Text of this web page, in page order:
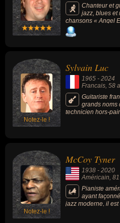
Chanteur et
jazz, blues et
chansons « Angel
I Love You Too
Notez-le !
Sylvain Luc
1965 - 2024
Francais, 58
Guitariste
grands noms
technicien hors-
carrière en solo et
Notez-le !
McCoy Tyner
1938 - 2020
Américain,
Pianiste
ayant
jazz moderne, il
au sein du quartet